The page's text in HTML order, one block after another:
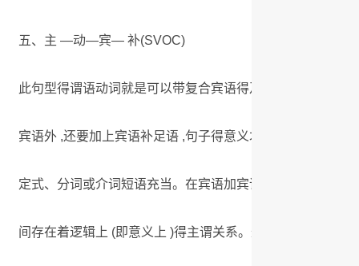
五、主 —动—宾— 补(SVOC)
此句型得谓语动词就是可以带复合宾语得及物动词 ,也就就
宾语外 ,还要加上宾语补足语 ,句子得意义才能完整。宾语
定式、分词或介词短语充当。在宾语加宾语补足语构成得复
间存在着逻辑上 (即意义上 )得主谓关系。这样得及物动词有